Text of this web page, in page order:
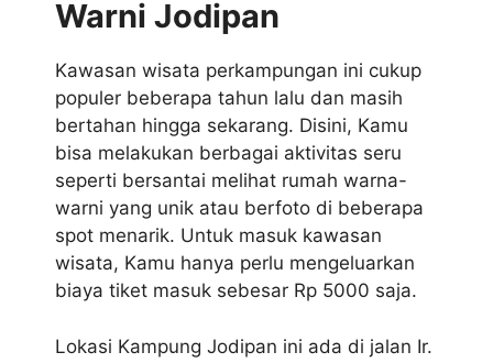
Warni Jodipan
Kawasan wisata perkampungan ini cukup
populer beberapa tahun lalu dan masih
bertahan hingga sekarang. Disini, Kamu
bisa melakukan berbagai aktivitas seru
seperti bersantai melihat rumah warna-
warni yang unik atau berfoto di beberapa
spot menarik. Untuk masuk kawasan
wisata, Kamu hanya perlu mengeluarkan
biaya tiket masuk sebesar Rp 5000 saja.
Lokasi Kampung Jodipan ini ada di jalan Ir.